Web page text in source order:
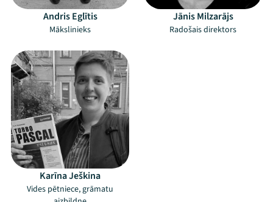
Andris Eglītis
Mākslinieks
Jānis Milzarājs
Radošais direktors
Karīna Ješkina
Vides pētniece, grāmatu